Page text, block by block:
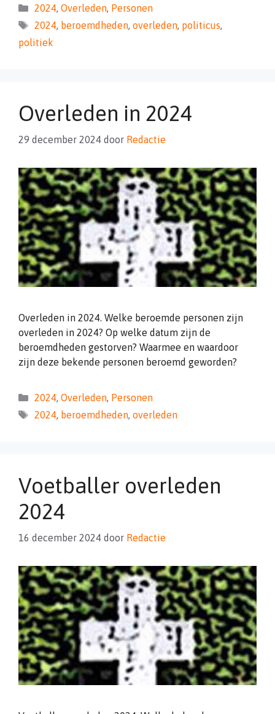
Categorieën
2024, Overleden, Personen
Tags
2024, beroemdheden, overleden, politicus,
politiek
Overleden in 2024
29 december 2024 door Redactie
Overleden in 2024. Welke beroemde personen zijn
overleden in 2024? Op welke datum zijn de
beroemdheden gestorven? Waarmee en waardoor
zijn deze bekende personen beroemd geworden?
Categorieën
2024, Overleden, Personen
Tags
2024, beroemdheden, overleden
Voetballer overleden
2024
16 december 2024 door Redactie